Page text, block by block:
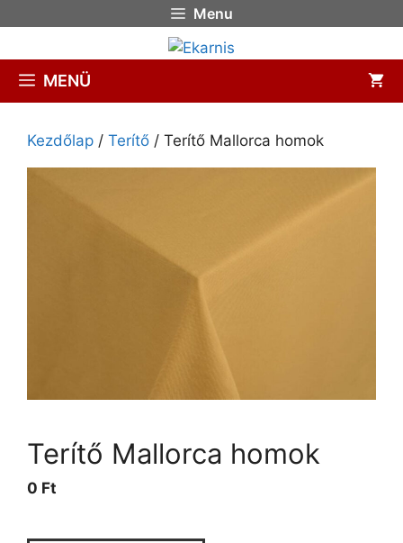
Menu
MENÜ
Kezdőlap / Terítő / Terítő Mallorca homok
Terítő Mallorca homok
0 Ft